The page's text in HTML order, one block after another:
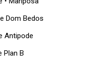
Dom Bedos
Antipode
Plan B